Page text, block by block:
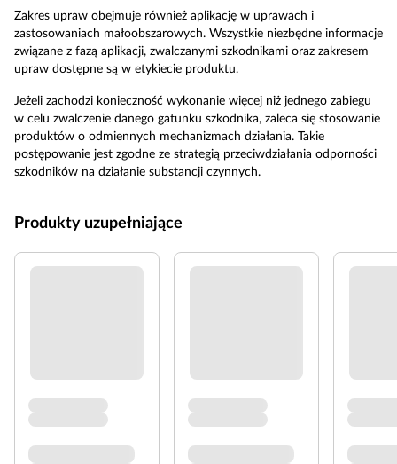
Zakres upraw obejmuje również aplikację w uprawach i
zastosowaniach małoobszarowych. Wszystkie niezbędne informacje
związane z fazą aplikacji, zwalczanymi szkodnikami oraz zakresem
upraw dostępne są w etykiecie produktu.
Jeżeli zachodzi konieczność wykonanie więcej niż jednego zabiegu
w celu zwalczenie danego gatunku szkodnika, zaleca się stosowanie
produktów o odmiennych mechanizmach działania. Takie
postępowanie jest zgodne ze strategią przeciwdziałania odporności
szkodników na działanie substancji czynnych.
Produkty uzupełniające